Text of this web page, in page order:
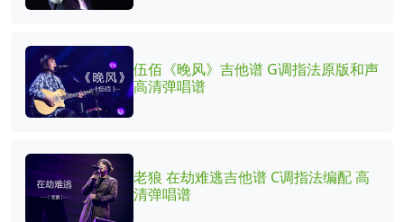
伍佰《晚风》吉他谱 G调指法原版和声
高清弹唱谱
老狼 在劫难逃吉他谱 C调指法编配 高
清弹唱谱